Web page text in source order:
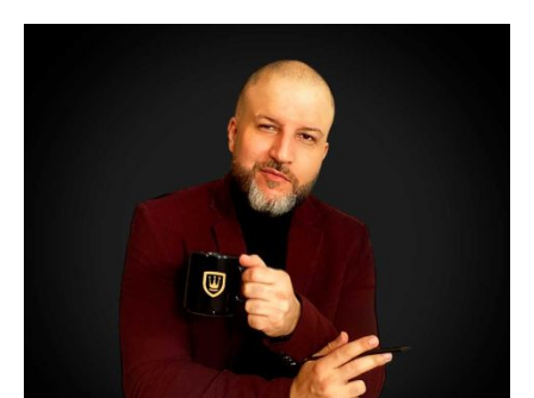
Padrão,
Premium
e
Luxo